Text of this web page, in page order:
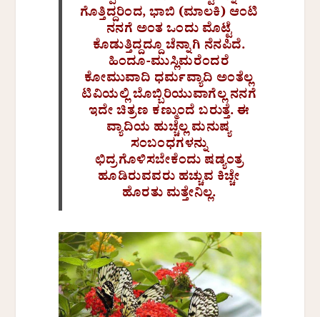
ಗೊತ್ತಿದ್ದರಿಂದ, ಭಾಬಿ (ಮಾಲಕಿ) ಆಂಟಿ
ನನಗೆ ಅಂತ ಒಂದು ಮೊಟ್ಟೆ
ಕೊಡುತ್ತಿದ್ದದ್ದೂ ಚೆನ್ನಾಗಿ ನೆನಪಿದೆ.
ಹಿಂದೂ-ಮುಸ್ಲಿಮರೆಂದರೆ
ಕೋಮುವಾದಿ ಧರ್ಮವ್ಯಾದಿ ಅಂತೆಲ್ಲ
ಟಿವಿಯಲ್ಲಿ ಬೊಬ್ಬಿರಿಯುವಾಗೆಲ್ಲ ನನಗೆ
ಇದೇ ಚಿತ್ರಣ ಕಣ್ಮುಂದೆ ಬರುತ್ತೆ. ಈ
ವ್ಯಾದಿಯ ಹುಚ್ಚೆಲ್ಲ ಮನುಷ್ಯ
ಸಂಬಂಧಗಳನ್ನು
ಛಿದ್ರಗೊಳಿಸಬೇಕೆಂದು ಷಡ್ಯಂತ್ರ
ಹೂಡಿರುವವರು ಹಚ್ಚುವ ಕಿಚ್ಚೇ
ಹೊರತು ಮತ್ತೇನಿಲ್ಲ.